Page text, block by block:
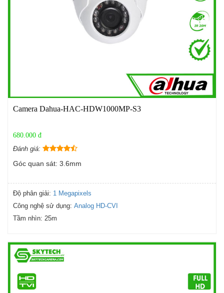
Camera Dahua-HAC-HDW1000MP-S3
680.000 đ
Đánh giá:
Góc quan sát: 3.6mm
Độ phân giải: 1 Megapixels
Công nghệ sử dụng: Analog HD-CVI
Tầm nhìn: 25m